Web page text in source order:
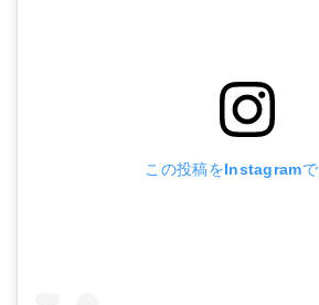
この投稿をInstagramで